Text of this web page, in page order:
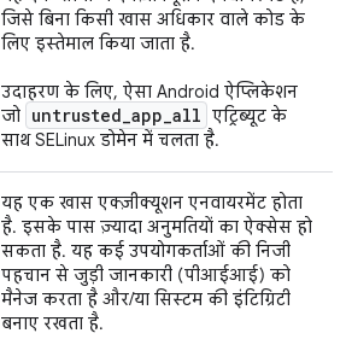
जिसे बिना किसी खास अधिकार वाले कोड के
लिए इस्तेमाल किया जाता है.
उदाहरण के लिए, ऐसा Android ऐप्लिकेशन
जो untrusted_app_all एट्रिब्यूट के
साथ SELinux डोमेन में चलता है.
यह एक खास एक्ज़ीक्यूशन एनवायरमेंट होता
है. इसके पास ज़्यादा अनुमतियों का ऐक्सेस हो
सकता है. यह कई उपयोगकर्ताओं की निजी
पहचान से जुड़ी जानकारी (पीआईआई) को
मैनेज करता है और/या सिस्टम की इंटिग्रिटी
बनाए रखता है.